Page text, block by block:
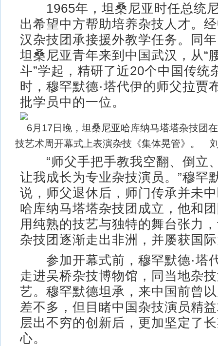
1965年，坦桑尼亚时任总统
出希望中方帮助培养杂技人才。
汉杂技团承接援外教学任务。同
坦桑尼亚青年来到中国武汉，从“
斗”学起，精研了近20个中国传统
时，穆罕默德·塔代伊的师父拉贾
批学员中的一位。
6月17日晚，坦桑尼亚哈库纳马塔塔杂技团
技艺术周开幕式上表演杂技《集体晃管》。
“师父手把手教我空翻、倒立
让我成长为专业杂技演员。”穆罕
说，师父退休后，师门传承并未
哈库纳马塔塔杂技团成立，他和
用纯熟的技艺与独特的舞台张力
杂技团逐渐走出非洲，并屡获国
参加开幕式前，穆罕默德·塔
走进吴桥杂技博物馆，同当地杂
艺。穆罕默德坦承，来中国前曾
差不多，但目睹中国杂技演员精
层出不穷的创新后，更加坚定了
心。